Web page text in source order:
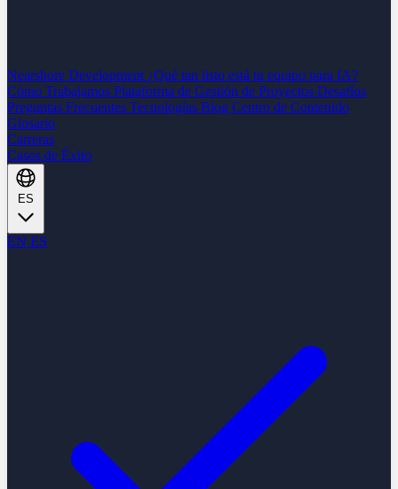
Nearshore Development ¿Qué tan listo está tu equipo para IA?
Cómo Trabajamos Plataforma de Gestión de Proyectos Desafíos
Preguntas Frecuentes Tecnologías Blog Centro de Contenido
Glosario
Carreras
Casos de Éxito
EN ES